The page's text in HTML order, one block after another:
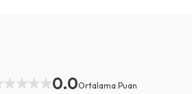
0.0Ortalama Puan